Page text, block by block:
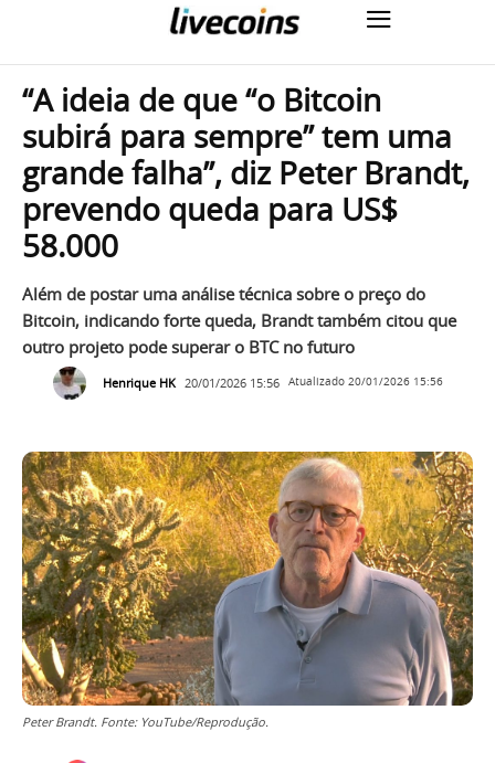
“A ideia de que “o Bitcoin
subirá para sempre” tem uma
grande falha”, diz Peter Brandt,
prevendo queda para US$
58.000
Além de postar uma análise técnica sobre o preço do
Bitcoin, indicando forte queda, Brandt também citou que
outro projeto pode superar o BTC no futuro
Henrique HK 20/01/2026 15:56 Atualizado 20/01/2026 15:56
Peter Brandt. Fonte: YouTube/Reprodução.